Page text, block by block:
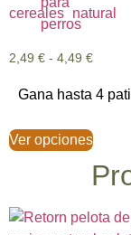
2,49 € - 4,49 €
Gana hasta 4
Ver opciones